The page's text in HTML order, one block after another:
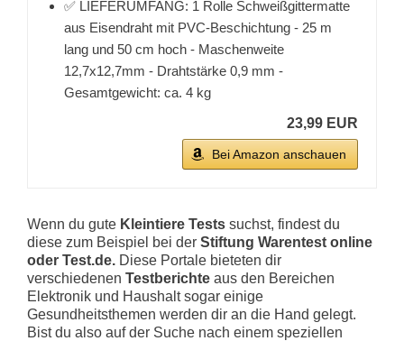
✅ LIEFERUMFANG: 1 Rolle Schweißgittermatte
aus Eisendraht mit PVC-Beschichtung - 25 m
lang und 50 cm hoch - Maschenweite
12,7x12,7mm - Drahtstärke 0,9 mm -
Gesamtgewicht: ca. 4 kg
23,99 EUR
Bei Amazon anschauen
Wenn du gute Kleintiere Tests suchst, findest du
diese zum Beispiel bei der Stiftung Warentest online
oder Test.de. Diese Portale bieteten dir
verschiedenen Testberichte aus den Bereichen
Elektronik und Haushalt sogar einige
Gesundheitsthemen werden dir an die Hand gelegt.
Bist du also auf der Suche nach einem speziellen